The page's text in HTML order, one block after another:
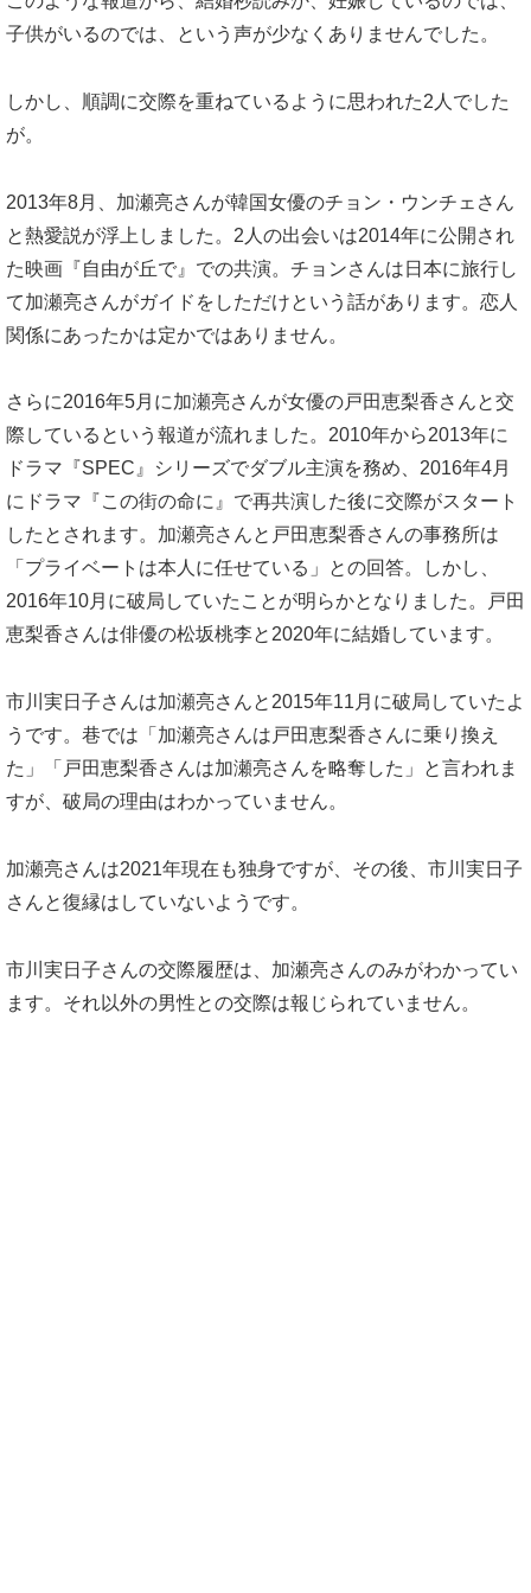
子供がいるのでは、という声が少なくありませんでした。
しかし、順調に交際を重ねているように思われた2人でした
が。
2013年8月、加瀬亮さんが韓国女優のチョン・ウンチェさん
と熱愛説が浮上しました。2人の出会いは2014年に公開され
た映画『自由が丘で』での共演。チョンさんは日本に旅行し
て加瀬亮さんがガイドをしただけという話があります。恋人
関係にあったかは定かではありません。
さらに2016年5月に加瀬亮さんが女優の戸田恵梨香さんと交
際しているという報道が流れました。2010年から2013年に
ドラマ『SPEC』シリーズでダブル主演を務め、2016年4月
にドラマ『この街の命に』で再共演した後に交際がスタート
したとされます。加瀬亮さんと戸田恵梨香さんの事務所は
「プライベートは本人に任せている」との回答。しかし、
2016年10月に破局していたことが明らかとなりました。戸田
恵梨香さんは俳優の松坂桃李と2020年に結婚しています。
市川実日子さんは加瀬亮さんと2015年11月に破局していたよ
うです。巷では「加瀬亮さんは戸田恵梨香さんに乗り換え
た」「戸田恵梨香さんは加瀬亮さんを略奪した」と言われま
すが、破局の理由はわかっていません。
加瀬亮さんは2021年現在も独身ですが、その後、市川実日子
さんと復縁はしていないようです。
市川実日子さんの交際履歴は、加瀬亮さんのみがわかってい
ます。それ以外の男性との交際は報じられていません。